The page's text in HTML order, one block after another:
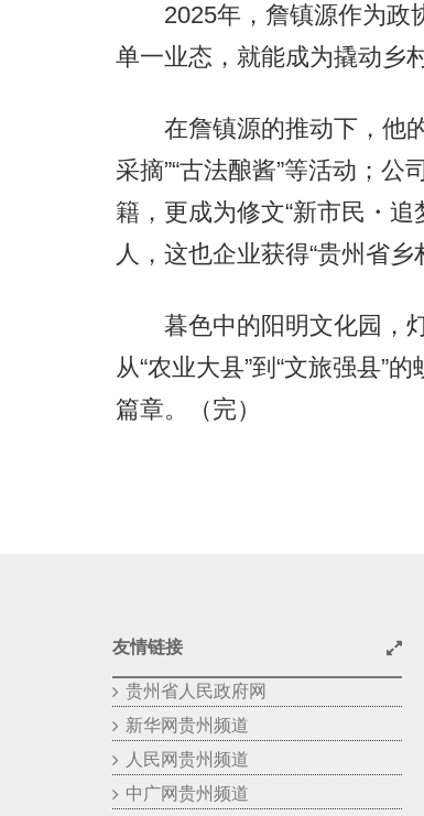
2025年，詹镇源作为政协
单一业态，就能成为撬动乡
在詹镇源的推动下，他的
采摘”“古法酿酱”等活动；公
籍，更成为修文“新市民・
人，这也企业获得“贵州省乡
暮色中的阳明文化园，灯
从“农业大县”到“文旅强县”
篇章。（完）
友情链接
贵州省人民政府网
新华网贵州频道
人民网贵州频道
中广网贵州频道